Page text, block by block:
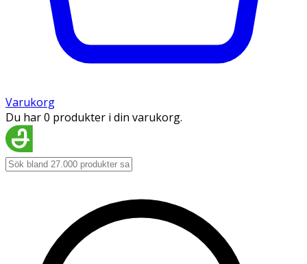
Varukorg
Du har 0 produkter i din varukorg.